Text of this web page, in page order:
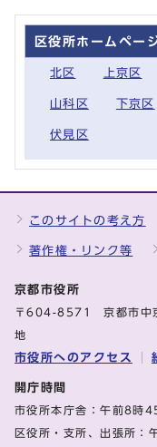
区役所ホームペー
北区 上京区
山科区 下京区
伏見区
このサイトの考え方
著作権・リンク等
京都市役所
〒604-8571 京都市中
地
市役所へのアクセス
開庁時間
市役所本庁舎：午前8時
区役所・支所、出張所